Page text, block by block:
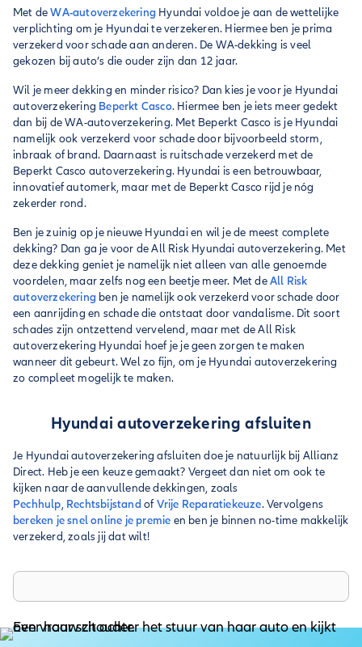
Met deWA-autoverzekering Hyundai voldoe je aan de wettelijke
verplichting om je Hyundai te verzekeren. Hiermee ben je prima
verzekerd voor schade aan anderen. De WA-dekking is veel
gekozen bij auto’s die ouder zijn dan 12 jaar.
Wil je meer dekking en minder risico? Dan kies je voor je Hyundai
autoverzekering Beperkt Casco. Hiermee ben je iets meer gedekt
dan bij de WA-autoverzekering. Met Beperkt Casco is je Hyundai
namelijk ook verzekerd voor schade door bijvoorbeeld storm,
inbraak of brand. Daarnaast is ruitschade verzekerd met de
Beperkt Casco autoverzekering. Hyundai is een betrouwbaar,
innovatief automerk, maar met de Beperkt Casco rijd je nóg
zekerder rond.
Ben je zuinig op je nieuwe Hyundai en wil je de meest complete
dekking? Dan ga je voor de All Risk Hyundai autoverzekering. Met
deze dekking geniet je namelijk niet alleen van alle genoemde
voordelen, maar zelfs nog een beetje meer. Met deAll Risk
autoverzekering ben je namelijk ook verzekerd voor schade door
een aanrijding en schade die ontstaat door vandalisme. Dit soort
schades zijn ontzettend vervelend, maar met de All Risk
autoverzekering Hyundai hoef je je geen zorgen te maken
wanneer dit gebeurt. Wel zo fijn, om je Hyundai autoverzekering
zo compleet mogelijk te maken.
Hyundai autoverzekering afsluiten
Je Hyundai autoverzekering afsluiten doe je natuurlijk bij Allianz
Direct. Heb je een keuze gemaakt? Vergeet dan niet om ook te
kijken naar de aanvullende dekkingen, zoals
Pechhulp, Rechtsbijstand ofVrije Reparatiekeuze. Vervolgens
bereken je snel online je premie en ben je binnen no-time makkelijk
verzekerd, zoals jij dat wilt!